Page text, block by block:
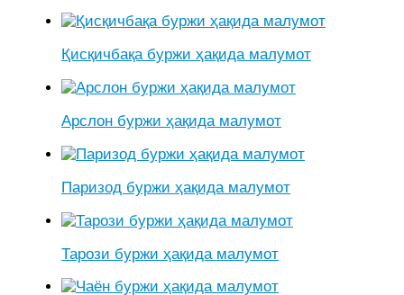
Қисқичбақа буржи ҳақида малумот
Арслон буржи ҳақида малумот
Паризод буржи ҳақида малумот
Тарози буржи ҳақида малумот